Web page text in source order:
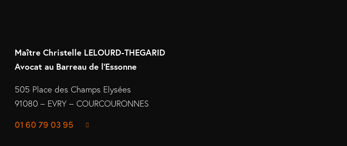
Maître Christelle LELOURD-THEGARID
Avocat au Barreau de l’Essonne
505 Place des Champs Elysées
91080 – EVRY – COURCOURONNES
01 60 79 03 95